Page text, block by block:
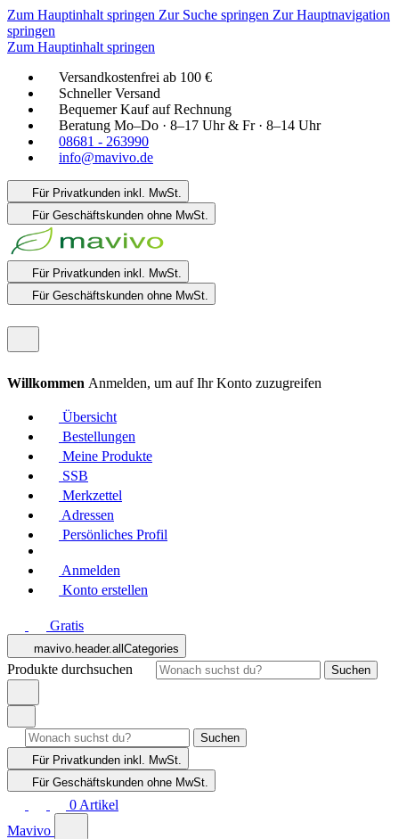
Zum Hauptinhalt springen Zur Suche springen Zur Hauptnavigation
springen
Zum Hauptinhalt springen
Versandkostenfrei ab 100 €
Schneller Versand
Bequemer Kauf auf Rechnung
Beratung Mo–Do · 8–17 Uhr & Fr · 8–14 Uhr
08681 - 263990
info@mavivo.de
Für Privatkunden inkl. MwSt.
Für Geschäftskunden ohne MwSt.
Für Privatkunden inkl. MwSt.
Für Geschäftskunden ohne MwSt.
Willkommen Anmelden, um auf Ihr Konto zuzugreifen
Übersicht
Bestellungen
Meine Produkte
SSB
Merkzettel
Adressen
Persönliches Profil
Anmelden
Konto erstellen
Gratis
mavivo.header.allCategories
Produkte durchsuchen Suchen
Suchen
Für Privatkunden inkl. MwSt.
Für Geschäftskunden ohne MwSt.
0 Artikel
Mavivo